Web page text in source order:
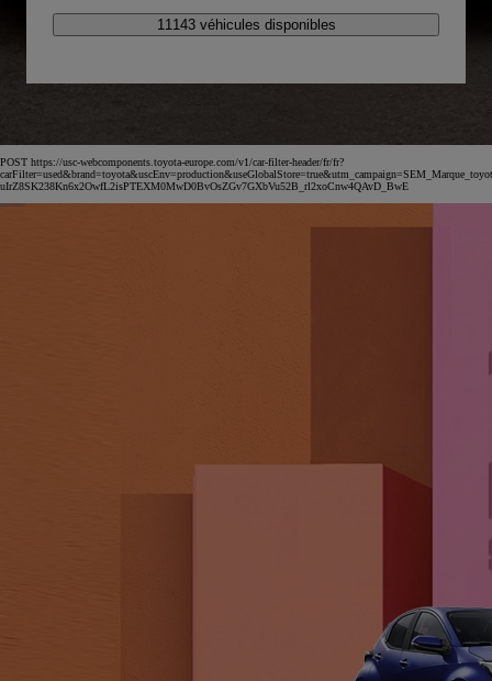
11143 véhicules disponibles
POST https://usc-webcomponents.toyota-europe.com/v1/car-filter-header/fr/fr?
uIrZ8SK238Kn6x2OwfL2isPTEXM0MwD0BvOsZGv7GXbVu52B_rl2xoCnw4QAvD_BwE